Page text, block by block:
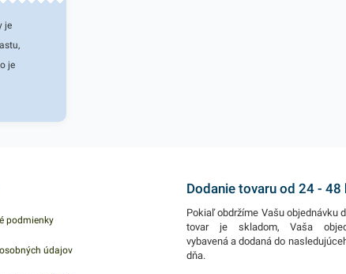
je
je
pri balení
skvelé
-
na teplé
podmienky
údajov
Dodanie tovaru od 24 - 48
Pokiaľ obdržíme Vašu objednávku
tovar je skladom, Vaša
vybavená a dodaná do
dňa.